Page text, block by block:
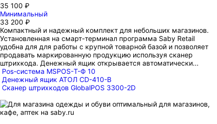
35 100 ₽
Минимальный
33 200 ₽
Компактный и надежный комплект для небольших магазинов.
Установленная на смарт-терминал программа Saby Retail
удобна для для работы с крупной товарной базой и позволяет
продавать маркированную продукцию используя сканер
штрихкода. Денежный ящик открывается автоматически...
Pos-система MSPOS-Т-Ф 10
Денежный ящик АТОЛ CD-410-В
Сканер штрихкодов GlobalPOS 3300-2D